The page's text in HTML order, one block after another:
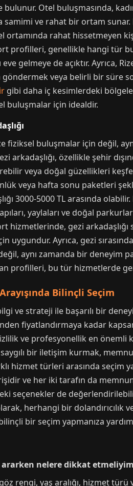
Otel buluşmasında,
samimi ve rahat bir ortam
ortamında rahat hissetmeyen
profilleri, genellikle hangi tür
gelmeye de açıktır. Ayrıca,
veya belirli bir süre
gibi daha iç kesimlerdeki
buluşmalar için idealdir.
fiziksel buluşmalar için değil,
arkadaşlığı, özellikle şehir
veya doğal güzellikleri
veya hafta sonu paketleri
3000-5000 TL arasında
yaylaları ve doğal
hizmetlerinde, gezi
uygundur. Ayrıca, gezi
aynı zamanda bir deneyim
profilleri, bu tür hizmetlerde
Bilinçli Seçim
ve strateji ile başarılı bir
fiyatlandırmaya kadar
ve profesyonellik en önemli
bir iletişim kurmak,
hizmet türleri arasında seçim
ve her iki tarafın da
seçenekler de
herhangi bir dolandırıcılık
bir seçim yapmanıza
ararken nelere dikkat
rengi, yaş aralığı, hizmet